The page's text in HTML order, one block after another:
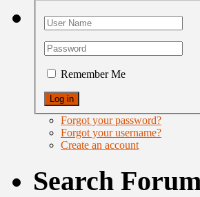
Remember Me
Forgot your password?
Forgot your username?
Create an account
Search